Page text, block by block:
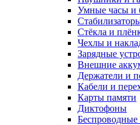
Умные часы и
Стёкла и
Чехлы и
Зарядные
Внешние
Держатели и
Кабели и
Карты памяти
Диктофоны
Беспроводные